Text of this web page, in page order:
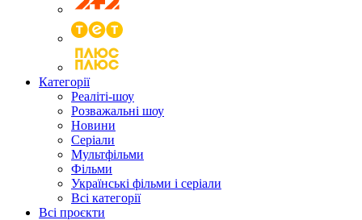
Категорії
Реаліті-шоу
Розважальні шоу
Новини
Серіали
Мультфільми
Фільми
Українські фільми і серіали
Всі категорії
Всі проєкти